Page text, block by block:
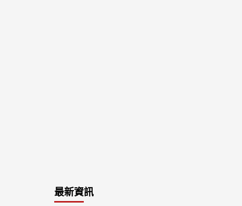
最新資訊